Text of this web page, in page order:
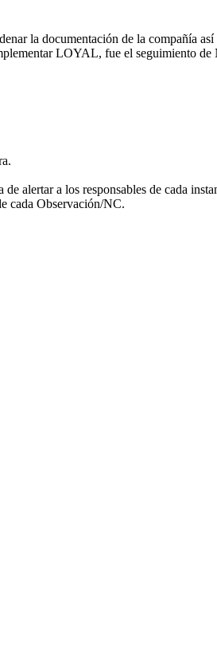
la documentación de la compañía
LOYAL, fue el seguimiento
alertar a los responsables de cada
cada Observación/NC.